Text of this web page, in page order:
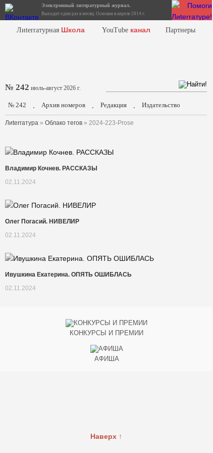
Электронный литературный журнал.
Выходит один раз в месяц. Основан в апреле 2014 г.
Лиterraтурная Школа YouTube канал Партнеры
№ 242 июль-август 2026 г.
№ 242 . Архив номеров . Редакция . Издательство
Лиterraтура » Облако тегов » 2024-223-Prose
Владимир Кочнев. РАССКАЗЫ
02.11.2024
Олег Погасий. НИВЕЛИР
02.11.2024
Ивушкина Екатерина. ОПЯТЬ ОШИБЛАСЬ
02.11.2024
КОНКУРСЫ И ПРЕМИИ
АФИША
Наверх ↑